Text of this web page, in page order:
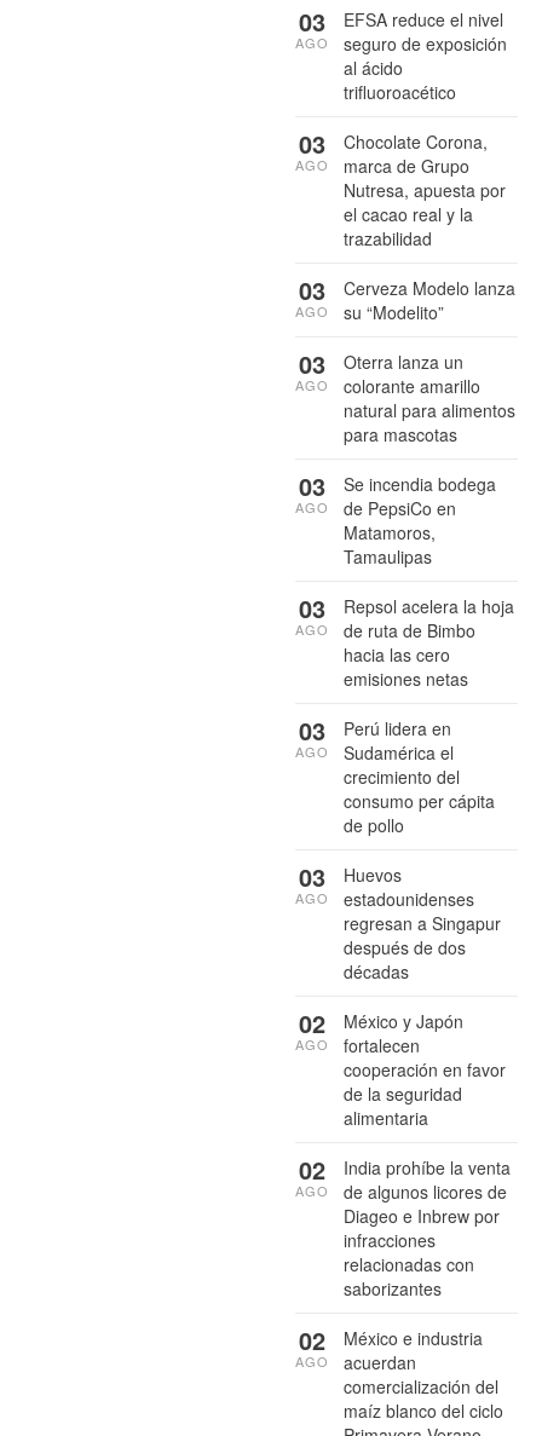
EFSA reduce el nivel
seguro de exposición
al ácido
trifluoroacético
03
AGO
Chocolate Corona,
marca de Grupo
Nutresa, apuesta por
el cacao real y la
trazabilidad
03
AGO
Cerveza Modelo lanza
su “Modelito”
03
AGO
Oterra lanza un
colorante amarillo
natural para alimentos
para mascotas
03
AGO
Se incendia bodega
de PepsiCo en
Matamoros,
Tamaulipas
03
AGO
Repsol acelera la hoja
de ruta de Bimbo
hacia las cero
emisiones netas
03
AGO
Perú lidera en
Sudamérica el
crecimiento del
consumo per cápita
de pollo
03
AGO
Huevos
estadounidenses
regresan a Singapur
después de dos
décadas
03
AGO
México y Japón
fortalecen
cooperación en favor
de la seguridad
alimentaria
02
AGO
India prohíbe la venta
de algunos licores de
Diageo e Inbrew por
infracciones
relacionadas con
saborizantes
02
AGO
México e industria
acuerdan
comercialización del
maíz blanco del ciclo
02
AGO